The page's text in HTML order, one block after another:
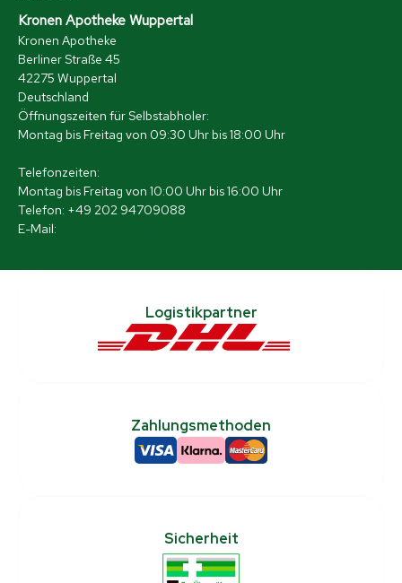
Kronen Apotheke Wuppertal
Kronen Apotheke
Berliner Straße 45
42275 Wuppertal
Deutschland
Öffnungszeiten für Selbstabholer:
Montag bis Freitag von 09:30 Uhr bis 18:00 Uhr
Telefonzeiten:
Montag bis Freitag von 10:00 Uhr bis 16:00 Uhr
Telefon: +49 202 94709088
E-Mail:
Logistikpartner
Zahlungsmethoden
Sicherheit